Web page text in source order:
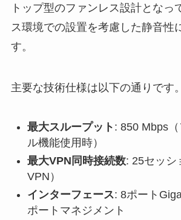
トップ型のファンレス設計となっ
ス環境での設置を考慮した静音性
す。
主要な技術仕様は以下の通りです。
最大スループット : 850 Mbps
ル機能使用時）
最大VPN同時接続数: 25セッシ
VPN）
インターフェース: 8ポート
ポートマネジメント